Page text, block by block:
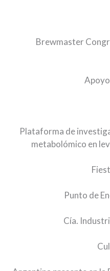
Brewmaster
Plataforma de
metabolómico en
Punto de
Cía.